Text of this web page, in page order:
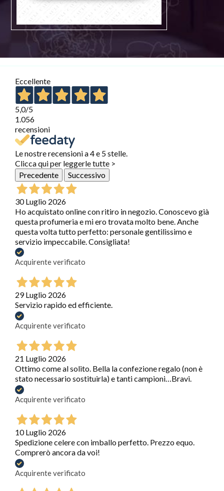
Eccellente
5,0/5
1.056
recensioni
Le nostre recensioni a 4 e 5 stelle.
Clicca qui per leggerle tutte >
Precedente
Successivo
30 Luglio 2026
Ho acquistato online con ritiro in negozio. Conoscevo già
questa profumeria e mi ero trovata molto bene. Anche
questa volta tutto perfetto: personale gentilissimo e
servizio impeccabile. Consigliata!
Acquirente verificato
29 Luglio 2026
Servizio rapido ed efficiente.
Acquirente verificato
21 Luglio 2026
Ottimo come al solito. Bella la confezione regalo (non è
stato necessario sostituirla) e tanti campioni…Bravi.
Acquirente verificato
10 Luglio 2026
Spedizione celere con imballo perfetto. Prezzo equo.
Comprerò ancora da voi!
Acquirente verificato